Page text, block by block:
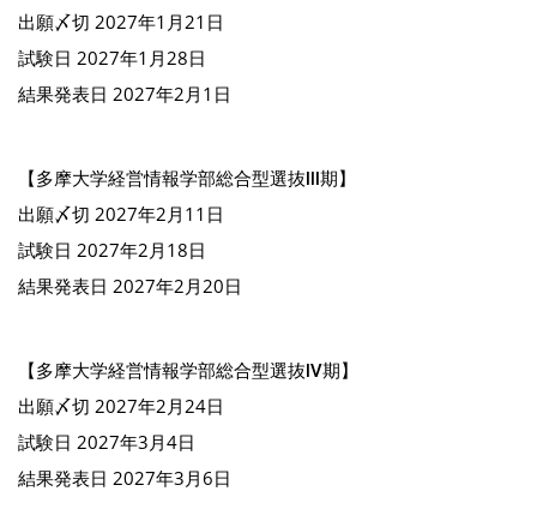
出願〆切 2027年1月21日
試験日 2027年1月28日
結果発表日 2027年2月1日
【多摩大学経営情報学部総合型選抜Ⅲ期】
出願〆切 2027年2月11日
試験日 2027年2月18日
結果発表日 2027年2月20日
【多摩大学経営情報学部総合型選抜Ⅳ期】
出願〆切 2027年2月24日
試験日 2027年3月4日
結果発表日 2027年3月6日